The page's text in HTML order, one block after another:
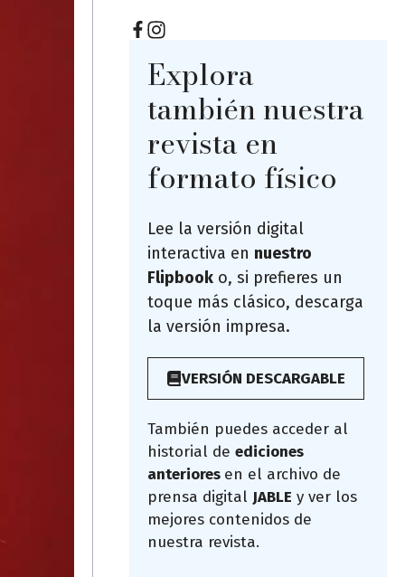
Explora
también nuestra
revista en
formato físico
Lee la versión digital
interactiva en nuestro
Flipbook o, si prefieres un
toque más clásico, descarga
la versión impresa.
VERSIÓN DESCARGABLE
También puedes acceder al
historial de ediciones
anteriores en el archivo de
prensa digital JABLE y ver los
mejores contenidos de
nuestra revista.